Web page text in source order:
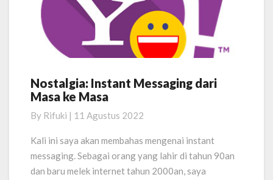
Nostalgia:
Instant
Messaging
dari
Masa
Masa
Nostalgia: Instant Messaging dari
Masa ke Masa
By Rifuki | 11 Agustus 2022
Kali ini saya akan membahas mengenai instant
messaging. Sebagai orang yang lahir di tahun 90an
dan baru melek internet tahun 2000an, saya